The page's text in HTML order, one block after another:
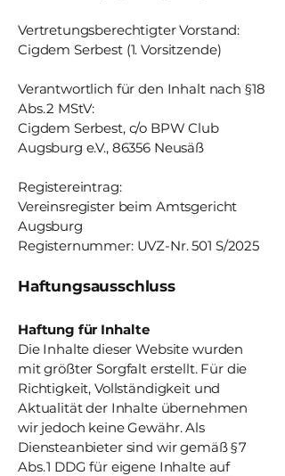
Vertretungsberechtigter Vorstand:
Cigdem Serbest (1. Vorsitzende)
Verantwortlich für den Inhalt nach § 18
Abs. 2 MStV:
Cigdem Serbest, c/o BPW Club
Augsburg e.V., 86356 Neusäß
Registereintrag:
Vereinsregister beim Amtsgericht
Augsburg
Registernummer: UVZ-Nr. 501 S/2025
Haftungsausschluss
Haftung für Inhalte
Die Inhalte dieser Website wurden
mit größter Sorgfalt erstellt. Für die
Richtigkeit, Vollständigkeit und
Aktualität der Inhalte übernehmen
wir jedoch keine Gewähr. Als
Diensteanbieter sind wir gemäß § 7
Abs. 1 DDG für eigene Inhalte auf